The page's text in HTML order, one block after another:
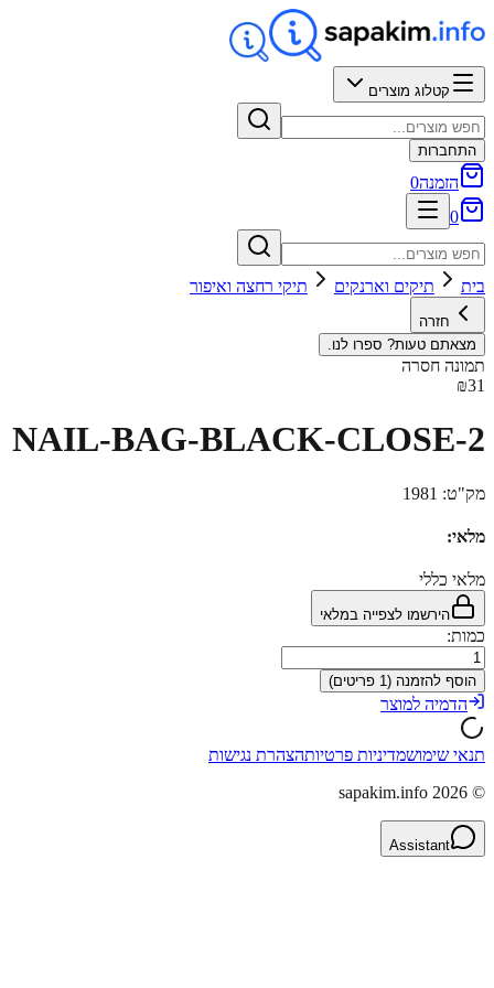
קטלוג מוצרים
התחברות
הזמנה0
0
בית תיקים וארנקים תיקי רחצה ואיפור
חזרה
מצאתם טעות? ספרו לנו.
תמונה חסרה
₪31
NAIL-BAG-BLACK-CLOSE-2
מק"ט: 1981
מלאי:
מלאי כללי
הירשמו לצפייה במלאי
כמות:
הוסף להזמנה (1 פריטים)
הדמיה למוצר
תנאי שימושמדיניות פרטיותהצהרת נגישות
©
2026
Assistant